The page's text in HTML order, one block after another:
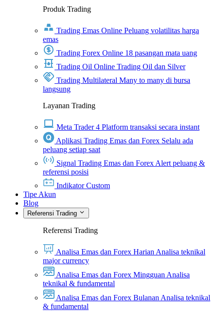
Produk Trading
Trading Emas Online Peluang volatilitas harga
emas
Trading Forex Online 18 pasangan mata uang
Trading Oil Online Trading Oil dan Silver
Trading Multilateral Many to many di bursa
langsung
Layanan Trading
Meta Trader 4 Platform transaksi secara instant
Aplikasi Trading Emas dan Forex Selalu ada
peluang setiap saat
Signal Trading Emas dan Forex Alert peluang &
referensi posisi
Indikator Custom
Tipe Akun
Blog
Referensi Trading
Referensi Trading
Analisa Emas dan Forex Harian Analisa teknikal
major currency
Analisa Emas dan Forex Mingguan Analisa
teknikal & fundamental
Analisa Emas dan Forex Bulanan Analisa teknikal
& fundamental